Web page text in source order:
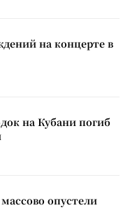
на концерте в
на Кубани погиб
опустели